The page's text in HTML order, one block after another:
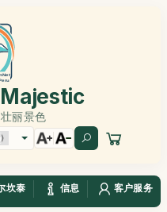
丽景色
坎泰 信息 客户服务